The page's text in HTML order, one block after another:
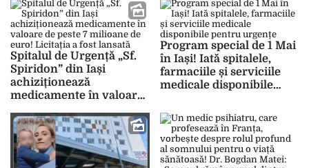
intraoperatorie!
Contractul pentru
furnizare, instalare și
punere în funcțiune
valorează peste 17
milioane de lei
Spitalul de Urgență „Sf.
Spiridon” din Iași
achiziționează
medicamente în valoare
euro! Licitația a fost
lansată
Program special de 1 Mai
în Iași! Iată spitalele,
farmaciile și serviciile
medicale disponibile